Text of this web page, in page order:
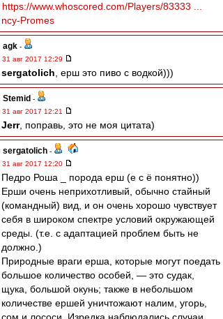
https://www.whoscored.com/Players/83333 ...
ncy-Promes
agk -
31 авг 2017 12:29
sergatolich , ерш это пиво с водкой)))
Stemid -
31 авг 2017 12:21
Jerr, поправь, это не моя цитата)
sergatolich -
31 авг 2017 12:20
Педро Роша _ порода ерш (е с ё понятно))
Ерши очень неприхотливый, обычно стайный
(командный) вид, и он очень хорошо чувствует
себя в широком спектре условий окружающей
среды. (т.е. с адаптацией проблем быть не
должно.)
Природные враги ерша, которые могут поедать
большое количество особей, — это судак,
щука, большой окунь; также в небольшом
количестве ершей уничтожают налим, угорь,